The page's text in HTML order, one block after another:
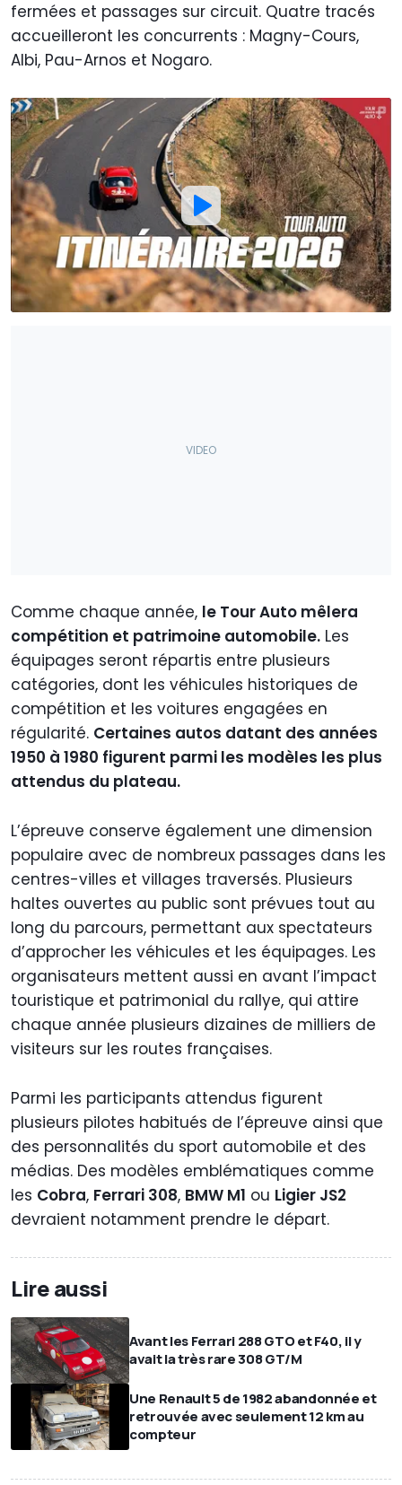
fermées et passages sur circuit. Quatre tracés
accueilleront les concurrents : Magny-Cours,
Albi, Pau-Arnos et Nogaro.
Comme chaque année, le Tour Auto mêlera
compétition et patrimoine automobile. Les
équipages seront répartis entre plusieurs
catégories, dont les véhicules historiques de
compétition et les voitures engagées en
régularité. Certaines autos datant des années
1950 à 1980 figurent parmi les modèles les plus
attendus du plateau.
L’épreuve conserve également une dimension
populaire avec de nombreux passages dans les
centres-villes et villages traversés. Plusieurs
haltes ouvertes au public sont prévues tout au
long du parcours, permettant aux spectateurs
d’approcher les véhicules et les équipages. Les
organisateurs mettent aussi en avant l’impact
touristique et patrimonial du rallye, qui attire
chaque année plusieurs dizaines de milliers de
visiteurs sur les routes françaises.
Parmi les participants attendus figurent
plusieurs pilotes habitués de l’épreuve ainsi que
des personnalités du sport automobile et des
médias. Des modèles emblématiques comme
les Cobra, Ferrari 308, BMW M1 ou Ligier JS2
devraient notamment prendre le départ.
Lire aussi
Avant les Ferrari 288 GTO et F40, il y
avait la très rare 308 GT/M
Une Renault 5 de 1982 abandonnée et
retrouvée avec seulement 12 km au
compteur